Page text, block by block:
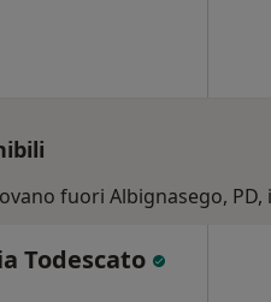
fuori Albignasego, PD,
Todescato